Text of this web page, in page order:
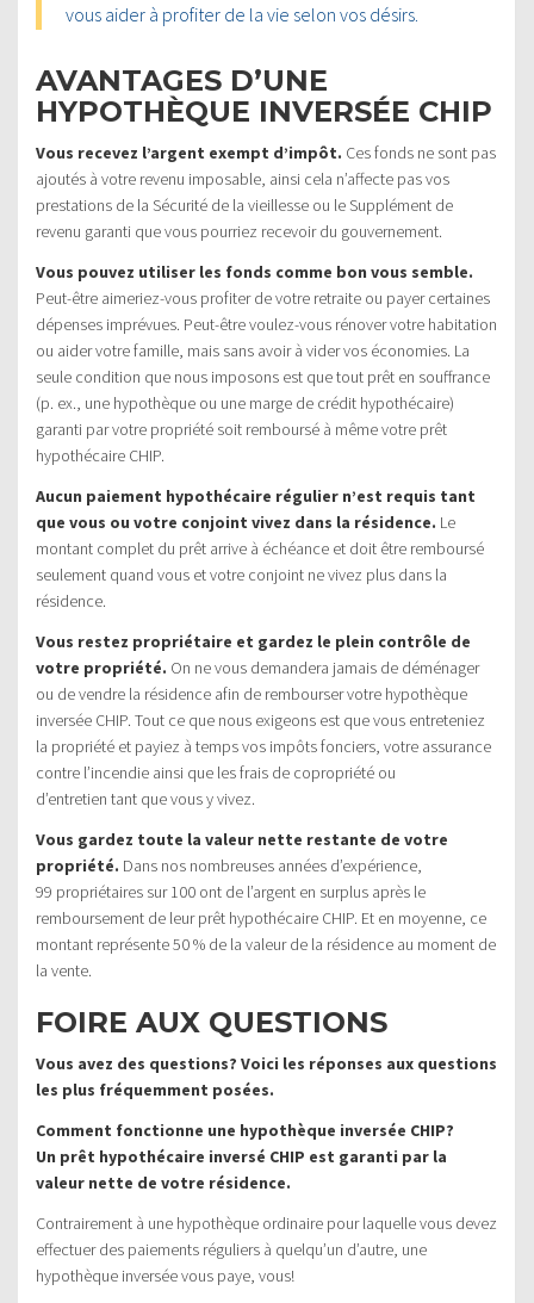
vous aider à profiter de la vie selon vos désirs.
AVANTAGES D’UNE
HYPOTHÈQUE INVERSÉE CHIP
Vous recevez l’argent exempt d’impôt. Ces fonds ne sont pas
ajoutés à votre revenu imposable, ainsi cela n’affecte pas vos
prestations de la Sécurité de la vieillesse ou le Supplément de
revenu garanti que vous pourriez recevoir du gouvernement.
Vous pouvez utiliser les fonds comme bon vous semble.
Peut-être aimeriez-vous profiter de votre retraite ou payer certaines
dépenses imprévues. Peut-être voulez-vous rénover votre habitation
ou aider votre famille, mais sans avoir à vider vos économies. La
seule condition que nous imposons est que tout prêt en souffrance
(p. ex., une hypothèque ou une marge de crédit hypothécaire)
garanti par votre propriété soit remboursé à même votre prêt
hypothécaire CHIP.
Aucun paiement hypothécaire régulier n’est requis tant
que vous ou votre conjoint vivez dans la résidence. Le
montant complet du prêt arrive à échéance et doit être remboursé
seulement quand vous et votre conjoint ne vivez plus dans la
résidence.
Vous restez propriétaire et gardez le plein contrôle de
votre propriété. On ne vous demandera jamais de déménager
ou de vendre la résidence afin de rembourser votre hypothèque
inversée CHIP. Tout ce que nous exigeons est que vous entreteniez
la propriété et payiez à temps vos impôts fonciers, votre assurance
contre l’incendie ainsi que les frais de copropriété ou
d’entretien tant que vous y vivez.
Vous gardez toute la valeur nette restante de votre
propriété. Dans nos nombreuses années d’expérience,
99 propriétaires sur 100 ont de l’argent en surplus après le
remboursement de leur prêt hypothécaire CHIP. Et en moyenne, ce
montant représente 50 % de la valeur de la résidence au moment de
la vente.
FOIRE AUX QUESTIONS
Vous avez des questions? Voici les réponses aux questions
les plus fréquemment posées.
Comment fonctionne une hypothèque inversée CHIP?
Un prêt hypothécaire inversé CHIP est garanti par la
valeur nette de votre résidence.
Contrairement à une hypothèque ordinaire pour laquelle vous devez
effectuer des paiements réguliers à quelqu’un d’autre, une
hypothèque inversée vous paye, vous!